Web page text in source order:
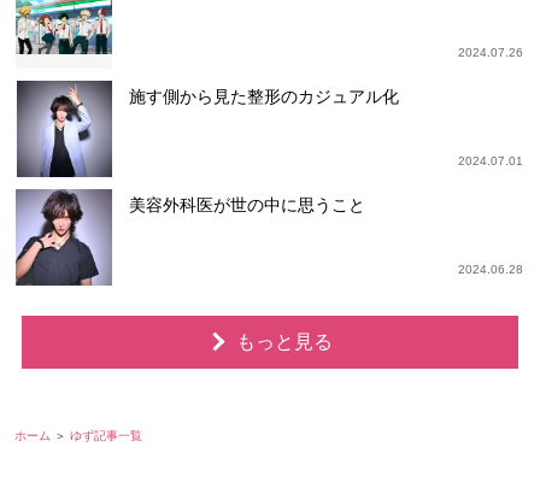
2024.07.26
施す側から見た整形のカジュアル化
2024.07.01
美容外科医が世の中に思うこと
2024.06.28
もっと見る
ホーム ゆず記事一覧